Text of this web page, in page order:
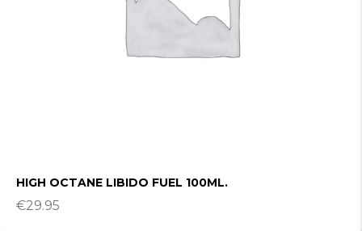
HIGH OCTANE LIBIDO FUEL 100ML.
€29.95